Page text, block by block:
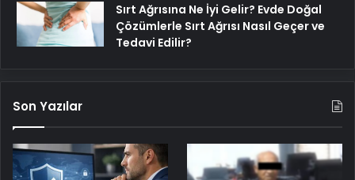
Sırt Ağrısına Ne İyi Gelir? Evde Doğal
Çözümlerle Sırt Ağrısı Nasıl Geçer ve
Tedavi Edilir?
Son Yazılar